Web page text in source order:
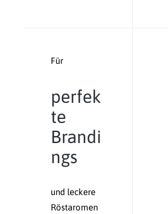
Für
perfek
te
Brandi
ngs
und leckere
Röstaromen